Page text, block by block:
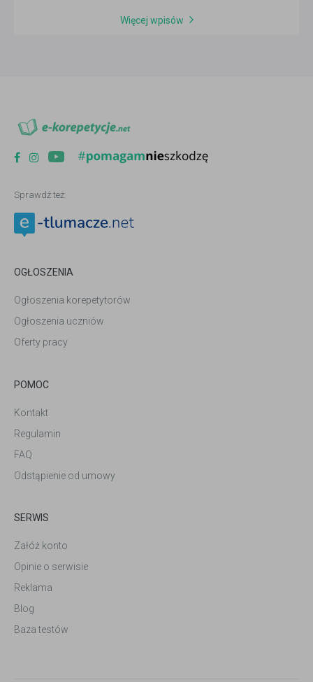
Więcej wpisów
Sprawdź też:
OGŁOSZENIA
Ogłoszenia korepetytorów
Ogłoszenia uczniów
Oferty pracy
POMOC
Kontakt
Regulamin
FAQ
Odstąpienie od umowy
SERWIS
Załóż konto
Opinie o serwisie
Reklama
Blog
Baza testów